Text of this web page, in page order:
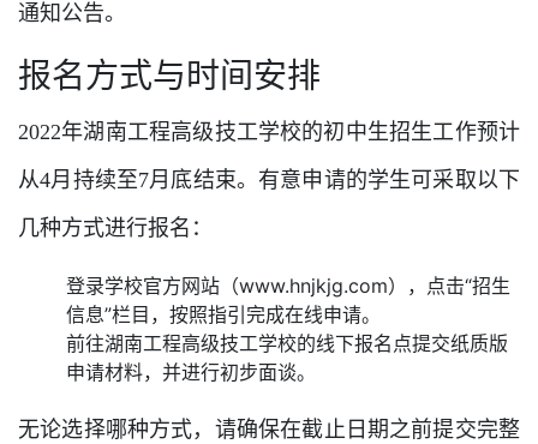
通知公告。
报名方式与时间安排
2022年湖南工程高级技工学校的初中生招生工作预计
从4月持续至7月底结束。有意申请的学生可采取以下
几种方式进行报名：
登录学校官方网站（www.hnjkjg.com），点击“招生
信息”栏目，按照指引完成在线申请。
前往湖南工程高级技工学校的线下报名点提交纸质版
申请材料，并进行初步面谈。
无论选择哪种方式，请确保在截止日期之前提交完整